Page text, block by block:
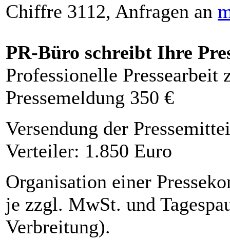
Chiffre 3112, Anfragen an
PR-Büro schreibt Ihre
Professionelle Pressearbeit
Pressemeldung 350 €
Versendung der
Verteiler: 1.850 Euro
Organisation einer
je zzgl. MwSt. und
Verbreitung).